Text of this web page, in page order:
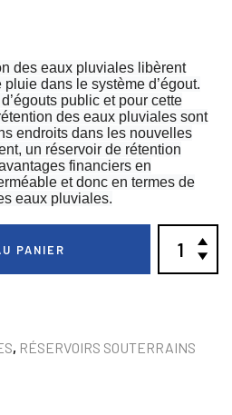
des eaux pluviales libèrent
dans le système d’égout.
public et pour cette
des eaux pluviales sont
endroits dans les nouvelles
un réservoir de rétention
financiers en
et donc en termes de
eaux pluviales.
PANIER
, RÉSERVOIRS SOUTERRAINS